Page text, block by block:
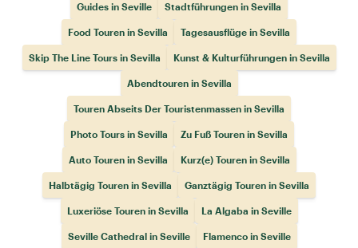
Guides in Seville Stadtführungen in Sevilla
Food Touren in Sevilla Tagesausflüge in Sevilla
Skip The Line Tours in Sevilla Kunst & Kulturführungen in Sevilla
Abendtouren in Sevilla
Touren Abseits Der Touristenmassen in Sevilla
Photo Tours in Sevilla Zu Fuß Touren in Sevilla
Auto Touren in Sevilla Kurz(e) Touren in Sevilla
Halbtägig Touren in Sevilla Ganztägig Touren in Sevilla
Luxeriöse Touren in Sevilla La Algaba in Seville
Seville Cathedral in Seville Flamenco in Seville